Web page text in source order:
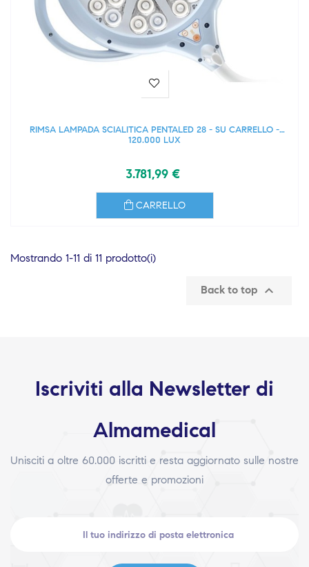
RIMSA LAMPADA SCIALITICA PENTALED 28 - SU CARRELLO -
120.000 LUX
3.781,99 €
CARRELLO
Mostrando 1-11 di 11 prodotto(i)
Back to top 
Iscriviti alla Newsletter di
Almamedical
Unisciti a oltre 60.000 iscritti e resta aggiornato sulle nostre
offerte e promozioni